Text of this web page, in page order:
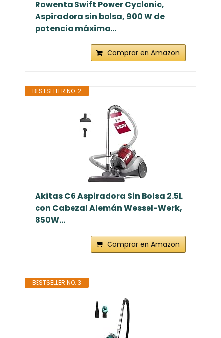
Rowenta Swift Power Cyclonic,
Aspiradora sin bolsa, 900 W de
potencia máxima...
Comprar en Amazon
BESTSELLER NO. 2
Akitas C6 Aspiradora Sin Bolsa 2.5L
con Cabezal Alemán Wessel-Werk,
850W...
Comprar en Amazon
BESTSELLER NO. 3